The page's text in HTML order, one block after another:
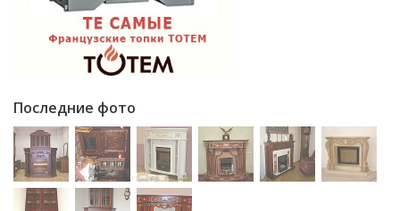
Последние фото